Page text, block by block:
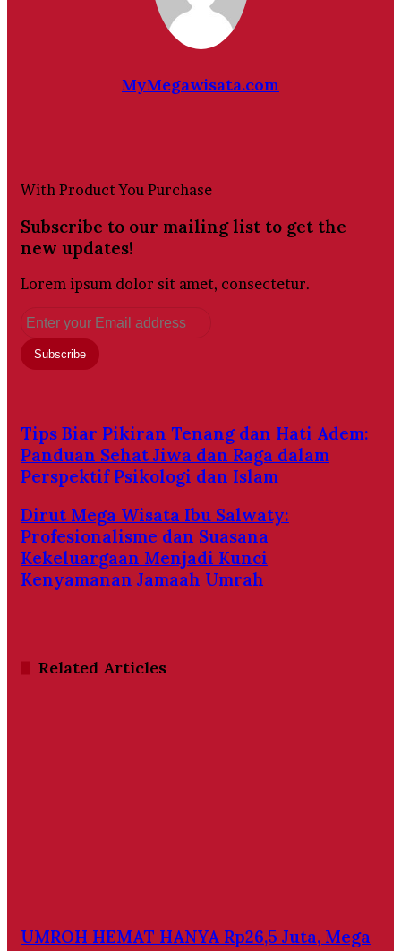
MyMegawisata.com
With Product You Purchase
Subscribe to our mailing list to get the
new updates!
Lorem ipsum dolor sit amet, consectetur.
Enter
your
Email
address
Tips Biar Pikiran Tenang dan Hati Adem:
Panduan Sehat Jiwa dan Raga dalam
Perspektif Psikologi dan Islam
Dirut Mega Wisata Ibu Salwaty:
Profesionalisme dan Suasana
Kekeluargaan Menjadi Kunci
Kenyamanan Jamaah Umrah
Related Articles
UMROH HEMAT HANYA Rp26,5 Juta, Mega